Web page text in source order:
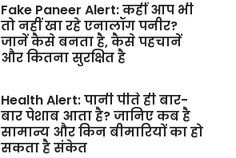
Fake Paneer Alert: कहीं आप भी
तो नहीं खा रहे एनालॉग पनीर?
जानें कैसे बनता है, कैसे पहचानें
और कितना सुरक्षित है
Health Alert: पानी पीते ही बार-
बार पेशाब आता है? जानिए कब है
सामान्य और किन बीमारियों का हो
सकता है संकेत